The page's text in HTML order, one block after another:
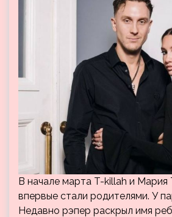
В начале марта T-killah и Мария
впервые стали родителями. У
Недавно рэпер раскрыл имя